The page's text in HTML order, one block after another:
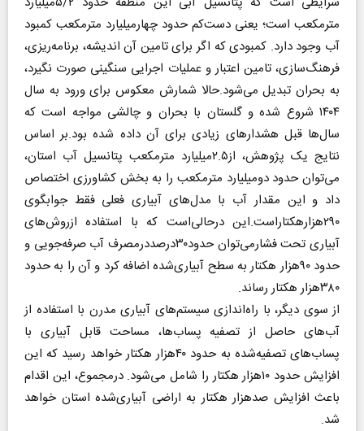
مترمکعب است؛ یعنی دست‌کم حدود چهارمیلیارد مترمکعب کمبود
آب وجود دارد. کمبودی که اگر برای تامین آن اندیشه، برنامه‌ریزی،
فرهنگ‌سازی، تامین اعتبار و عملیات اجرایی سنگینی صورت نگیرد،
به بحران تبدیل می‌شود.حالا شمارش معکوس برای ورود به سال
۱۴۰۴ شروع شده و گلستان با بحران و چالشی مواجه است که
سال‌ها قبل هشدارهای زیادی برای آن داده شده بود.بر اساس
نتایج یک پژوهش، از۲.۵میلیارد مترمکعب پتانسیل آب استان،
می‌توان حدود دومیلیارد مترمکعب را به بخش کشاورزی اختصاص
داد و این مقدار آب با مدل‌های آبیاری فعلی فقط جوابگوی
۲۹۰هزارهکتاراست.این درحالی‌است که با استفاده ازروش‌های
آبیاری تحت فشارمی‌توان حدود۳۰درصددرمصرف آب صرفه‌جویی و
حدود ۹۰هزار هکتار به سطح آبیاری‌شده اضافه کرد و آن را به حدود
۳۸۰هزار هکتار رساند.
از سوی دیگر، با راه‌اندازی سیستم‌های آبیاری مدرن با استفاده از
آب‌های حاصل از تصفیه پساب‌ها، مساحت قابل آبیاری با
پساب‌های تصفیه‌شده به حدود ۴۰هزار هکتار خواهد رسید که این
افزایش حدود ۱۰هزار هکتار را شامل می‌شود. درمجموع، این اقدام
باعث افزایش صدهزار هکتار به اراضی آبیاری‌شده استان خواهد
شد.